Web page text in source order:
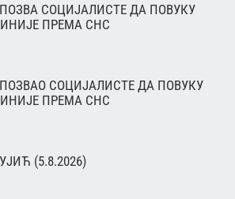
СОЦИЈАЛИСТЕ ДА ПОВУКУ
ПРЕМА СНС
СОЦИЈАЛИСТЕ ДА ПОВУКУ
ПРЕМА СНС
(5.8.2026)